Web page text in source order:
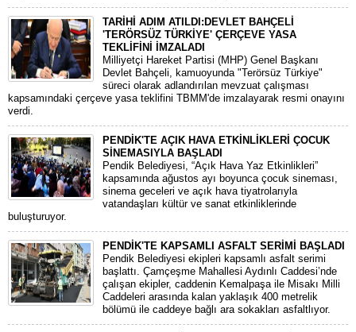
TARİHİ ADIM ATILDI:DEVLET BAHÇELİ
'TERÖRSÜZ TÜRKİYE' ÇERÇEVE YASA
TEKLİFİNİ İMZALADI
​Milliyetçi Hareket Partisi (MHP) Genel Başkanı
Devlet Bahçeli, kamuoyunda "Terörsüz Türkiye"
süreci olarak adlandırılan mevzuat çalışması
kapsamındaki çerçeve yasa teklifini TBMM'de imzalayarak resmi onayını
verdi.
PENDİK'TE AÇIK HAVA ETKİNLİKLERİ ÇOCUK
SİNEMASIYLA BAŞLADI
Pendik Belediyesi, “Açık Hava Yaz Etkinlikleri”
kapsamında ağustos ayı boyunca çocuk sineması,
sinema geceleri ve açık hava tiyatrolarıyla
vatandaşları kültür ve sanat etkinliklerinde
buluşturuyor.
PENDİK'TE KAPSAMLI ASFALT SERİMİ BAŞLADI
Pendik Belediyesi ekipleri kapsamlı asfalt serimi
başlattı. Çamçeşme Mahallesi Aydınlı Caddesi’nde
çalışan ekipler, caddenin Kemalpaşa ile Misakı Milli
Caddeleri arasında kalan yaklaşık 400 metrelik
bölümü ile caddeye bağlı ara sokakları asfaltlıyor.